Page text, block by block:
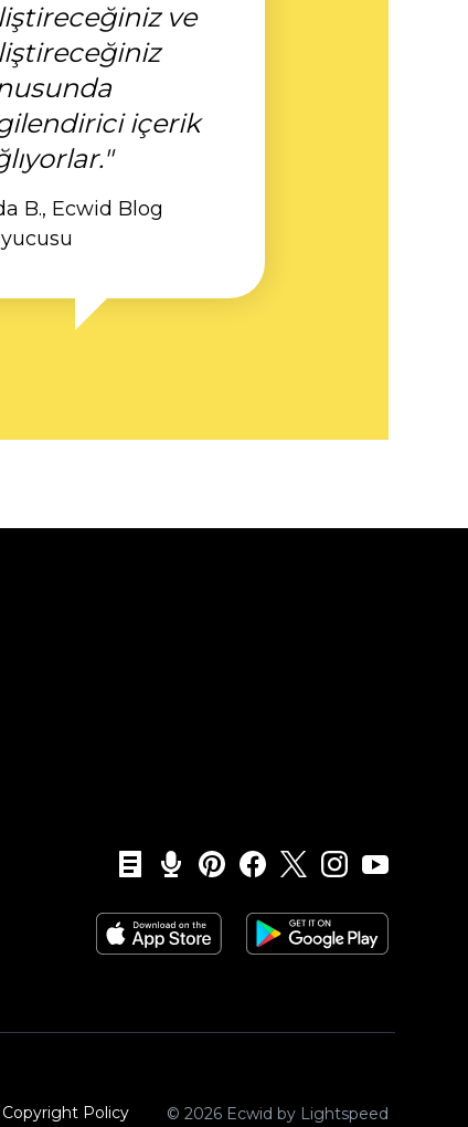
ve
içerik
B., Ecwid Blog
© 2026 Ecwid by Lightspeed
Copyright Policy‎